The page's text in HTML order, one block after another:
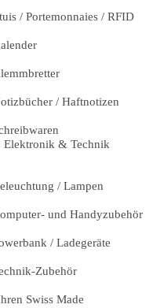
/ Portemonnaies / RFID
/ Haftnotizen
Elektronik & Technik
/ Lampen
und Handyzubehör
/ Ladegeräte
Zubehör
Swiss Made